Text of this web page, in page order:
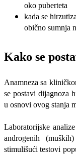
oko puberteta
kada se
obično sumnja
Kako se
Anamneza sa
se postavi dijagnoza
u osnovi ovog stanja
Laboratorijske
androgenih
stimulišući testovi